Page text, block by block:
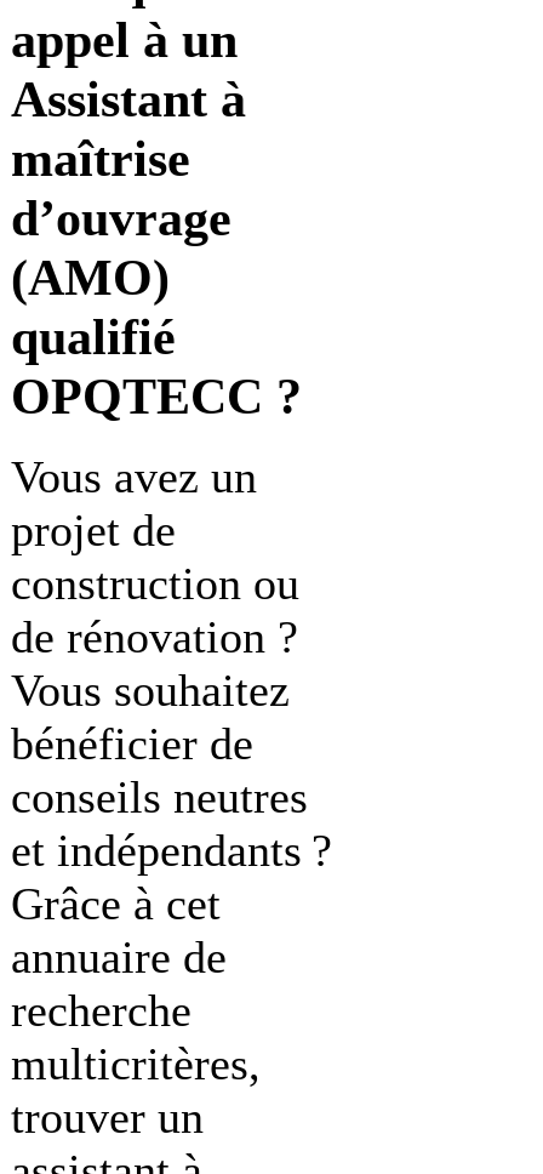
appel à un
Assistant à
maîtrise
d’ouvrage
(AMO)
qualifié
OPQTECC ?
Vous avez un
projet de
construction ou
de rénovation ?
Vous souhaitez
bénéficier de
conseils neutres
et indépendants ?
Grâce à cet
annuaire de
recherche
multicritères,
trouver un